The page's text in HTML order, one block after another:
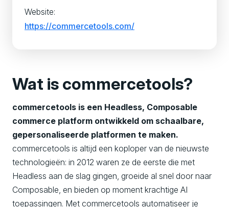
Wat is commercetools?
commercetools is een Headless, Composable
commerce platform ontwikkeld om schaalbare,
gepersonaliseerde platformen te maken.
commercetools is altijd een koploper van de nieuwste
technologieën: in 2012 waren ze de eerste die met
Headless aan de slag gingen, groeide al snel door naar
Composable, en bieden op moment krachtige AI
toepassingen. Met commercetools automatiseer je
Website:
https://commercetools.com/